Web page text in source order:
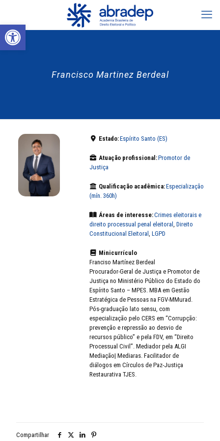
Abrir a barra de ferramentas
Francisco Martinez Berdeal
Estado:Espírito Santo (ES)
Atuação profissional:Promotor de
Justiça
Qualificação acadêmica:Especialização
(mín. 360h)
Áreas de interesse:Crimes eleitorais e
direito processual penal eleitoral , Direito
Constitucional Eleitoral , LGPD
Minicurrículo
Franciso Martínez Berdeal
Procurador-Geral de Justiça e Promotor de
Justiça no Ministério Público do Estado do
Espírito Santo – MPES. MBA em Gestão
Estratégica de Pessoas na FGV-MMurad.
Pós-graduação lato sensu, com
especialização pelo CERS em “Corrupção:
prevenção e repressão ao desvio de
recursos público” e pela FDV, em “Direito
Processual Civil”. Mediador pela ALGI
Mediação| Mediaras. Facilitador de
diálogos em Círculos de Paz-Justiça
Restaurativa TJES.
Compartilhar